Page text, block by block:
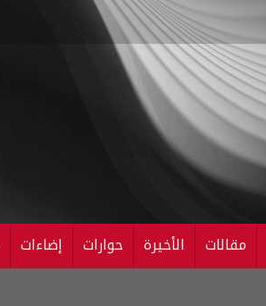
مقالات الأخيرة حوارات إضاءات